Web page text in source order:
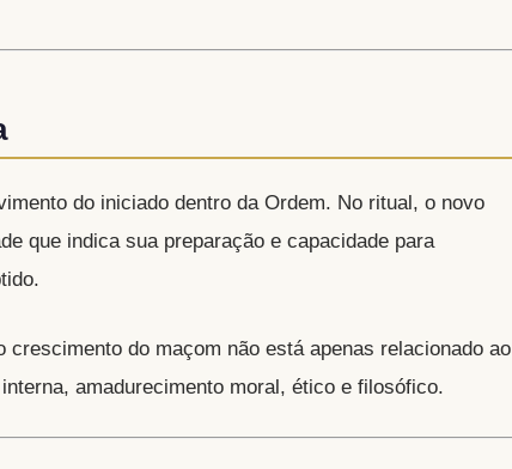
do iniciado dentro da Ordem. No ritual, o novo
que indica sua preparação e capacidade para
do maçom não está apenas relacionado ao
amadurecimento moral, ético e filosófico.​